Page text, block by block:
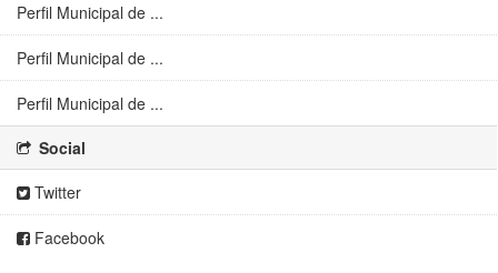
Perfil Municipal de ...
Perfil Municipal de ...
Perfil Municipal de ...
Social
Twitter
Facebook